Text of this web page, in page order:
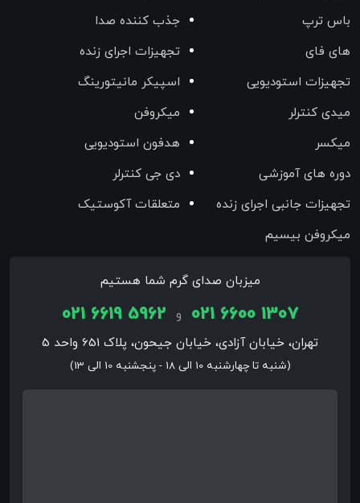
باس ترپ
جذب کننده صدا
های فای
تجهیزات اجرای زنده
تجهیزات استودیویی
اسپیکر مانیتورینگ
میدی کنترلر
میکروفن
میکسر
هدفون استودیویی
دوره های آموزشی
دی جی کنترلر
تجهیزات جانبی اجرای زنده
متعلقات آکوستیک
میکروفن بیسیم
میزبان صدای گرم شما هستیم
021 6600 1307 و 021 6619 5962
تهران، خیابان آزادی، خیابان جیحون، پلاک 651 واحد 5
(شنبه تا چهارشنبه 10 الی 18 - پنجشنبه 10 الی 13)